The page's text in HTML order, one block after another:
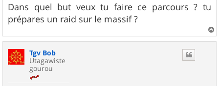
Dans quel but veux tu faire ce parcours ? tu
prépares un raid sur le massif ?
a
Tgv Bob
Utagawiste
gourou